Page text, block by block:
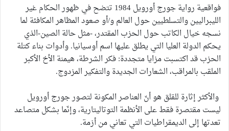
فواقعية رواية جورج أورويل 1984 تتضح في ظهور الحكام غير
الليبراليين والتسلطيين حول العالم و/أو صعود المظاهر المكافئة لما
نسجه خيال الكاتب حول الحزب المقتدر، -مثل حالة الصين-الذي
يحكم الدولة العليا التي يطلق عليها اسم أوسيانيا. وأدوات بناء كتلة
الحزب قد اكتسبت مزايا متجددة: فكر الشرطة، هيمنة الأخ الأكبر
الملقب بالمراقب، الشعارات الجديدة والتفكير المزدوج.
والأكثر إثارة للقلق هو أنّ العناصر المكونة لتصور جورج أورويل
ليست مقتصرة فقط على الأنظمة التوتاليتارية، وإنّما بشكل متصاعد
تعدتها إلى الديمقراطيات التي تعاني من أزمة.